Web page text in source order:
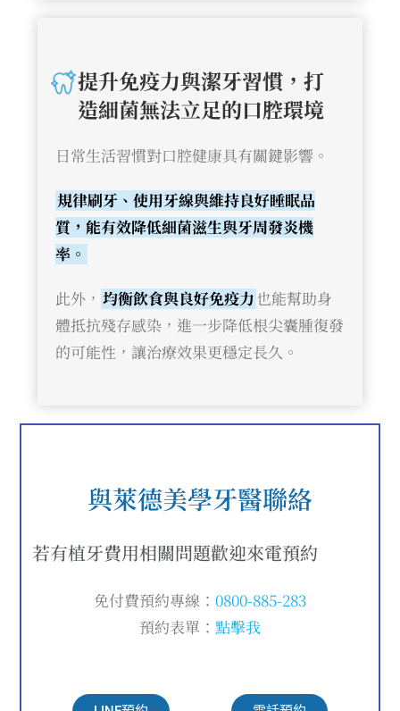
提升免疫力與潔牙習慣，打
造細菌無法立足的口腔環境
日常生活習慣對口腔健康具有關鍵影響。
規律刷牙、使用牙線與維持良好睡眠品
質，能有效降低細菌滋生與牙周發炎機
率。
此外， 均衡飲食與良好免疫力也能幫助身
體抵抗殘存感染，進一步降低根尖囊腫復發
的可能性，讓治療效果更穩定長久。
與萊德美學牙醫聯絡
若有植牙費用相關問題歡迎來電預約
免付費預約專線： 0800-885-283
預約表單： 點擊我